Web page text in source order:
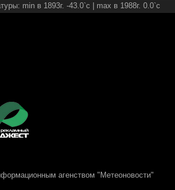
min в 1893г. -43.0`c | max в 1988г. 0.0`c
агенством "Метеоновости"